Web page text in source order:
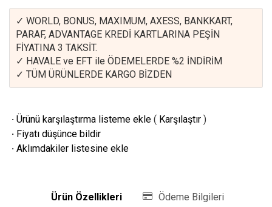
✓ WORLD, BONUS, MAXIMUM, AXESS, BANKKART,
PARAF, ADVANTAGE KREDİ KARTLARINA PEŞİN
FİYATINA 3 TAKSİT.
✓ HAVALE ve EFT ile ÖDEMELERDE %2 İNDİRİM
✓ TÜM ÜRÜNLERDE KARGO BİZDEN
· Ürünü karşılaştırma listeme ekle( Karşılaştır)
· Fiyatı düşünce bildir
· Aklımdakiler listesine ekle
Ürün Özellikleri Ödeme Bilgileri